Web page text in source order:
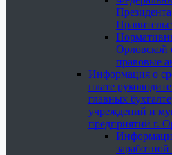
Орловской
правовые
Информация о
плате
главных
учреждений и
предприятий г.